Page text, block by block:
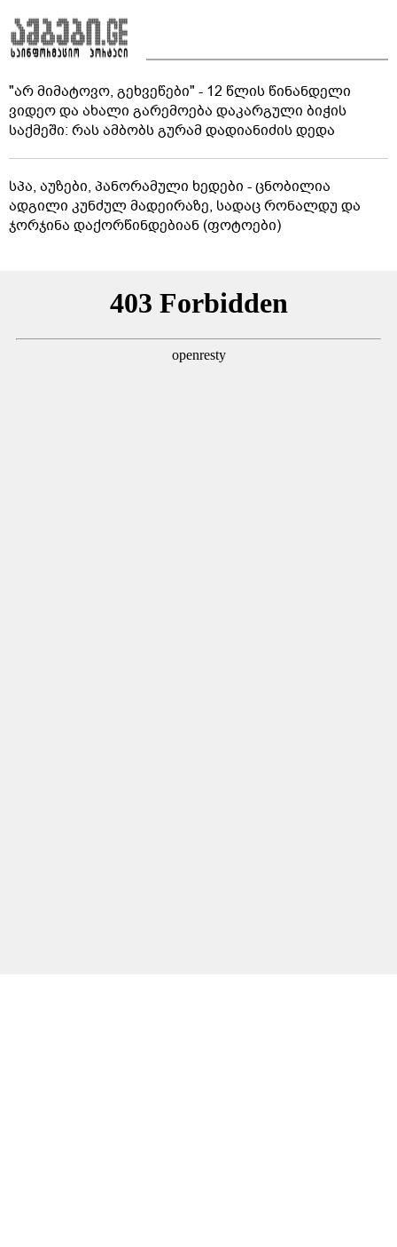
"არ მიმატოვო, გეხვეწები" - 12 წლის წინანდელი
ვიდეო და ახალი გარემოება დაკარგული ბიჭის
საქმეში: რას ამბობს გურამ დადიანიძის დედა
სპა, აუზები, პანორამული ხედები - ცნობილია
ადგილი კუნძულ მადეირაზე, სადაც რონალდუ და
ჯორჯინა დაქორწინდებიან (ფოტოები)